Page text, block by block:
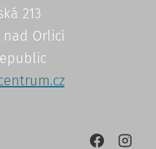
213
nad Orlicí